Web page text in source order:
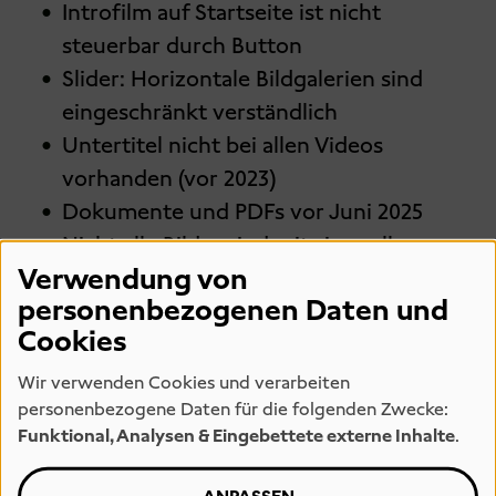
Introfilm auf Startseite ist nicht
steuerbar durch Button
Slider: Horizontale Bildgalerien sind
eingeschränkt verständlich
Untertitel nicht bei allen Videos
vorhanden (vor 2023)
Dokumente und PDFs vor Juni 2025
Nicht alle Bilder sind mit sinnvollen
Alternativtexten hinterlegt
Icons, Logos, Externe Links: zum Teil
ohne Alt-Text oder Link ohne Erklärung
3. Erstellung dieser Erklärung zur
Barrierefreiheit
Verwendung von
personenbezogenen Daten und
Cookies
Wir verwenden Cookies und verarbeiten
personenbezogene Daten für die folgenden Zwecke:
Funktional, Analysen & Eingebettete externe Inhalte.